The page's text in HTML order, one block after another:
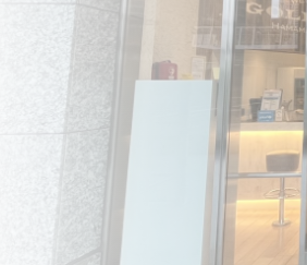
法人会員
会員会則